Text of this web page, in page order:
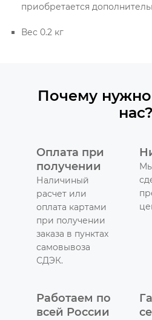
приобретается
Вес 0.2 кг
Почему нужно
нас?
Оплата при
получении
Наличиный
расчет или
оплата картами
при получении
заказа в пунктах
самовывоза
СДЭК.
Работаем по
всей России